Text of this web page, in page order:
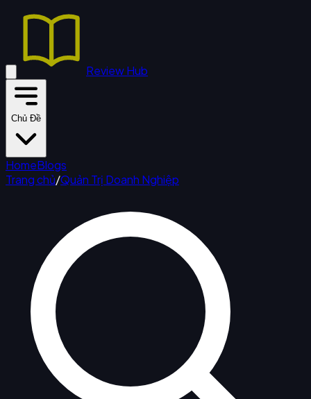
Review Hub
Chủ Đề
HomeBlogs
Trang chủ/Quản Trị Doanh Nghiệp